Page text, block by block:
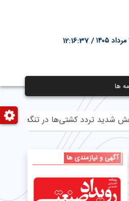
12:16:37
ها
تردد کشتی‌ها در تنگه هرمز
آگهی و نیازمندی ها